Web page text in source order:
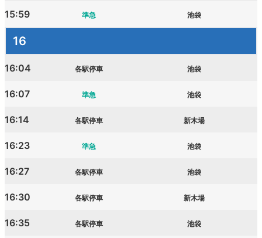
15:59 準急 池袋
16
16:04 各駅停車 池袋
16:07 準急 池袋
16:14 各駅停車 新木場
16:23 準急 池袋
16:27 各駅停車 池袋
16:30 各駅停車 新木場
16:35 各駅停車 池袋